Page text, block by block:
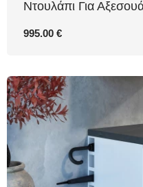
Ντουλάπι Για
995.00 €